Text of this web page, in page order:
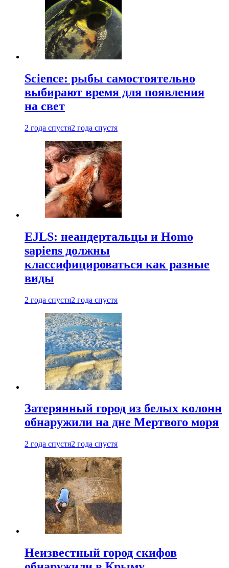
Science: рыбы самостоятельно
выбирают время для появления
на свет
2 года спустя2 года спустя
EJLS: неандертальцы и Homo
sapiens должны
классифицироваться как разные
виды
2 года спустя2 года спустя
Затерянный город из белых колонн
обнаружили на дне Мертвого моря
2 года спустя2 года спустя
Неизвестный город скифов